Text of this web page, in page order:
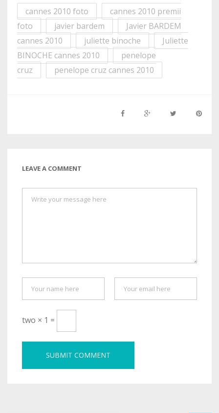
cannes 2010 foto
cannes 2010 premii
foto
javier bardem
Javier BARDEM
cannes 2010
juliette binoche
Juliette
BINOCHE cannes 2010
penelope
cruz
penelope cruz cannes 2010
LEAVE A COMMENT
two × 1 =